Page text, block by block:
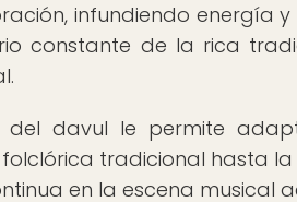
infundiendo energía
constante de la rica
del davul le permite
tradicional hasta
en la escena musical